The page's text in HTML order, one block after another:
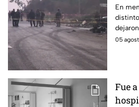
en
En
05
Fue